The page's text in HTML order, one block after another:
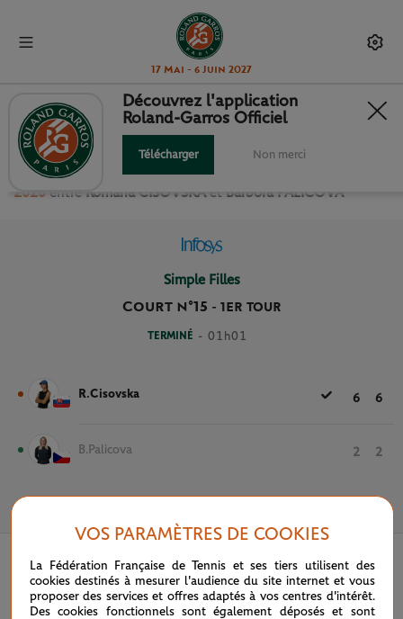
17 Mai - 6 Juin 2027
1ER TOUR SIMPLE FILLES
Revivez le match du 1er Tour Simple Filles Roland Garros
2020 entre Romana CISOVSKA et Barbora PALICOVA
Simple Filles
Court n°15 - 1ER TOUR
TERMINÉ - 01h01
R.Cisovska 6 6
B.Palicova 2 2
Découvrez l'application
Roland-Garros Officiel
Télécharger Non merci
VOS PARAMÈTRES DE COOKIES
La Fédération Française de Tennis et ses tiers utilisent des
cookies destinés à mesurer l'audience du site internet et vous
proposer des services et offres adaptés à vos centres d'intérêt.
Des cookies fonctionnels sont également déposés et sont